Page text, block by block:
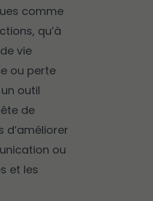
comme
qu’à
vie
ou perte
outil
de
d’améliorer
ou
et les